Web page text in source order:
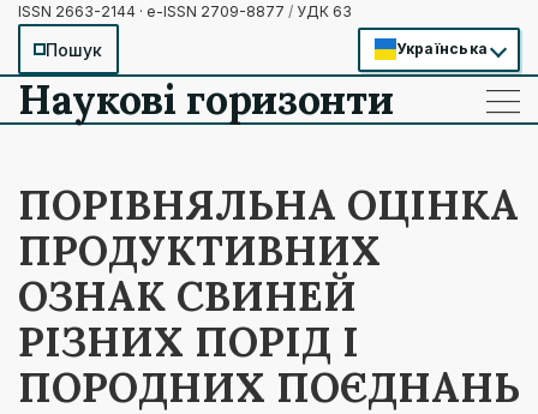
ISSN 2663-2144 · e-ISSN 2709-8877 / УДК 63
Пошук Українська
Наукові горизонти ——
——
——
ПОРІВНЯЛЬНА ОЦІНКА
ПРОДУКТИВНИХ
ОЗНАК СВИНЕЙ
РІЗНИХ ПОРІД І
ПОРОДНИХ ПОЄДНАНЬ